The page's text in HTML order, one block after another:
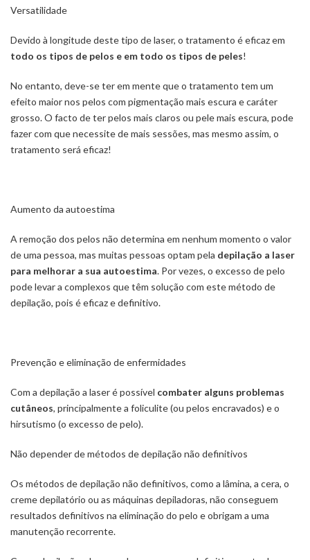
Versatilidade
Devido à longitude deste tipo de laser, o tratamento é eficaz em
todo os tipos de pelos e em todo os tipos de peles!
No entanto, deve-se ter em mente que o tratamento tem um
efeito maior nos pelos com pigmentação mais escura e caráter
grosso. O facto de ter pelos mais claros ou pele mais escura, pode
fazer com que necessite de mais sessões, mas mesmo assim, o
tratamento será eficaz!
Aumento da autoestima
A remoção dos pelos não determina em nenhum momento o valor
de uma pessoa, mas muitas pessoas optam pela depilação a laser
para melhorar a sua autoestima. Por vezes, o excesso de pelo
pode levar a complexos que têm solução com este método de
depilação, pois é eficaz e definitivo.
Prevenção e eliminação de enfermidades
Com a depilação a laser é possível combater alguns problemas
cutâneos, principalmente a foliculite (ou pelos encravados) e o
hirsutismo (o excesso de pelo).
Não depender de métodos de depilação não definitivos
Os métodos de depilação não definitivos, como a lâmina, a cera, o
creme depilatório ou as máquinas depiladoras, não conseguem
resultados definitivos na eliminação do pelo e obrigam a uma
manutenção recorrente.